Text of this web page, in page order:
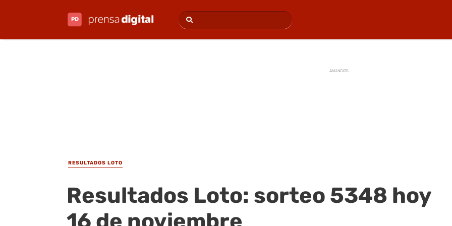
ANUNCIOS
RESULTADOS LOTO
Resultados Loto: sorteo 5348 hoy